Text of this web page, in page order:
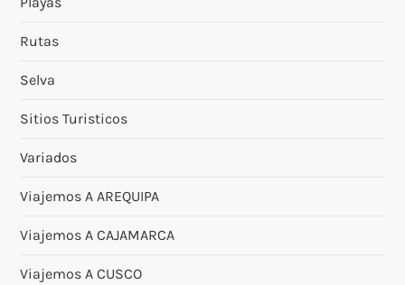
Rutas
Selva
Sitios Turisticos
Variados
Viajemos A AREQUIPA
Viajemos A CAJAMARCA
Viajemos A CUSCO